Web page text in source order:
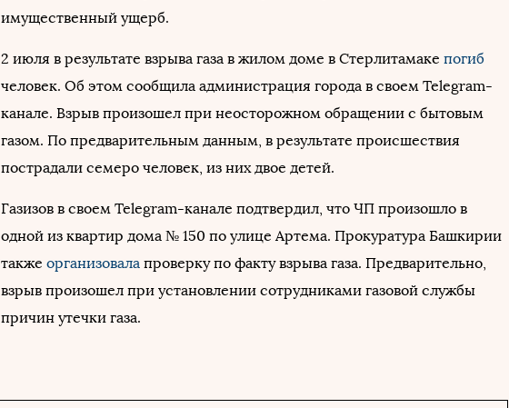
имущественный ущерб.
2 июля в результате взрыва газа в жилом доме в Стерлитамаке погиб
человек. Об этом сообщила администрация города в своем Telegram-
канале. Взрыв произошел при неосторожном обращении с бытовым
газом. По предварительным данным, в результате происшествия
пострадали семеро человек, из них двое детей.
Газизов в своем Telegram-канале подтвердил, что ЧП произошло в
одной из квартир дома № 150 по улице Артема. Прокуратура Башкирии
также организовала проверку по факту взрыва газа. Предварительно,
взрыв произошел при установлении сотрудниками газовой службы
причин утечки газа.